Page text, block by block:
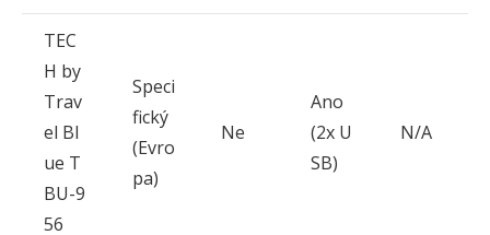
TEC
H by
Trav
el Bl
ue T
BU-9
56
Speci
fický
(Evro
pa)
Ne
Ano
(2x U
SB)
N/A